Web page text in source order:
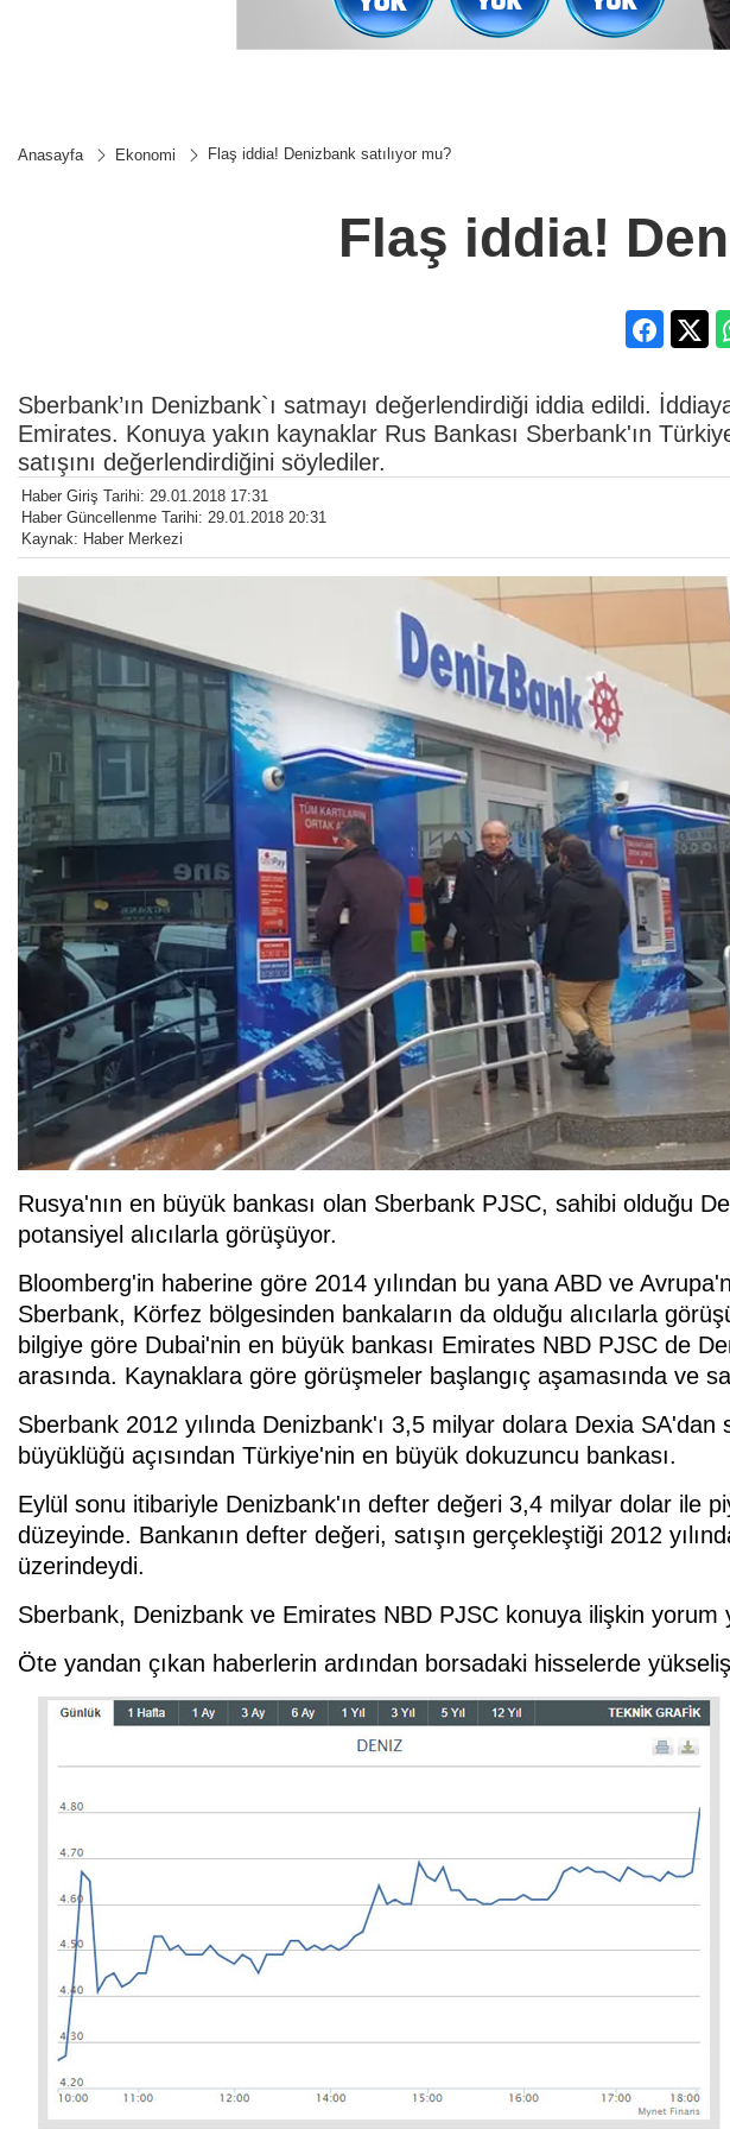
Anasayfa Ekonomi Flaş iddia! Denizbank satılıyor mu?
Flaş iddia!
Sberbank’ın Denizbank`ı satmayı değerlendirdiği iddia edildi.
Emirates. Konuya yakın kaynaklar Rus Bankası Sberbank'ın
satışını değerlendirdiğini söylediler.
Haber Giriş Tarihi: 29.01.2018 17:31
Haber Güncellenme Tarihi: 29.01.2018 20:31
Kaynak: Haber Merkezi
Rusya'nın en büyük bankası olan Sberbank PJSC, sahibi olduğu
potansiyel alıcılarla görüşüyor.
Bloomberg'in haberine göre 2014 yılından bu yana ABD ve
Sberbank, Körfez bölgesinden bankaların da olduğu alıcılarla
bilgiye göre Dubai'nin en büyük bankası Emirates NBD PJSC de
arasında. Kaynaklara göre görüşmeler başlangıç aşamasında ve
Sberbank 2012 yılında Denizbank'ı 3,5 milyar dolara Dexia SA'dan
büyüklüğü açısından Türkiye'nin en büyük dokuzuncu bankası.
Eylül sonu itibariyle Denizbank'ın defter değeri 3,4 milyar dolar ile
düzeyinde. Bankanın defter değeri, satışın gerçekleştiği 2012
üzerindeydi.
Sberbank, Denizbank ve Emirates NBD PJSC konuya ilişkin yorum
Öte yandan çıkan haberlerin ardından borsadaki hisselerde